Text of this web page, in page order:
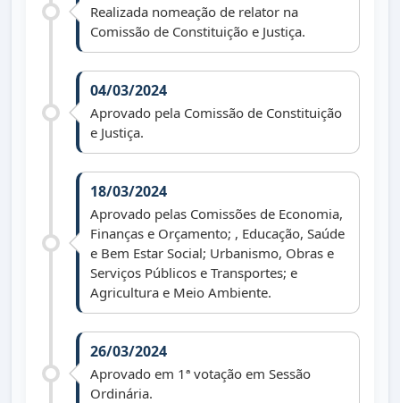
Realizada nomeação de relator na
Comissão de Constituição e Justiça.
04/03/2024
Aprovado pela Comissão de Constituição
e Justiça.
18/03/2024
Aprovado pelas Comissões de Economia,
Finanças e Orçamento; , Educação, Saúde
e Bem Estar Social; Urbanismo, Obras e
Serviços Públicos e Transportes; e
Agricultura e Meio Ambiente.
26/03/2024
Aprovado em 1ª votação em Sessão
Ordinária.